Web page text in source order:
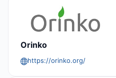
Orinko
https://orinko.org/